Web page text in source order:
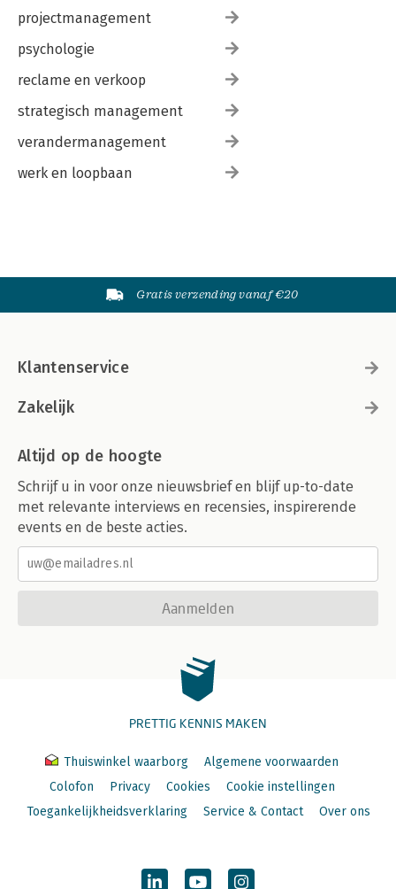
projectmanagement
psychologie
reclame en verkoop
strategisch management
verandermanagement
werk en loopbaan
Gratis verzending vanaf €20
Klantenservice
Zakelijk
Altijd op de hoogte
Schrijf u in voor onze nieuwsbrief en blijf up-to-date
met relevante interviews en recensies, inspirerende
events en de beste acties.
Aanmelden
PRETTIG KENNIS MAKEN
Thuiswinkel waarborg
Algemene voorwaarden
Colofon
Privacy Cookies
Cookie instellingen
Toegankelijkheidsverklaring
Service & Contact Over ons